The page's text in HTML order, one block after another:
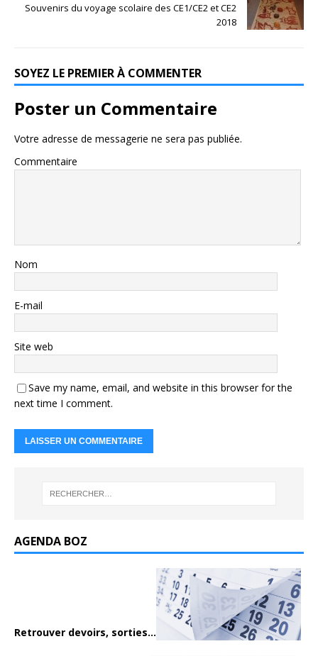
Souvenirs du voyage scolaire des CE1/CE2 et CE2
2018
SOYEZ LE PREMIER À COMMENTER
Poster un Commentaire
Votre adresse de messagerie ne sera pas publiée.
Commentaire
Nom
E-mail
Site web
Save my name, email, and website in this browser for the
next time I comment.
AGENDA BOZ
Retrouver devoirs, sorties...